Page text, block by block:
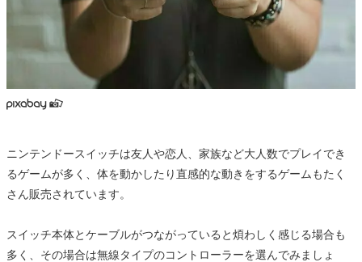
ニンテンドースイッチは友人や恋人、家族など大人数でプレイでき
るゲームが多く、体を動かしたり直感的な動きをするゲームもたく
さん販売されています。
スイッチ本体とケーブルがつながっていると煩わしく感じる場合も
多く、その場合は無線タイプのコントローラーを選んでみましょ